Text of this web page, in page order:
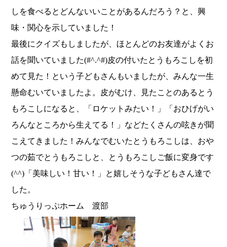
しを食べるとどんないいことがあるんだろう？と、興
味・関心を示していました！
最後にクイズもしましたが、ほとんどのお友達がよくお
話を聞いていました(#^.^#)皮の付いたとうもろこしを初
めて見た！という子どもさんもいましたが、みんな一生
懸命むいていましたよ。皮がむけ、見たことのあるとう
もろこしになると、「ロケットみたい！」「おひげがい
ろんなところから生えてる！」などたくさんの呟きが聞
こえてきました！みんなでむいたとうもろこしは、おや
つの茹でとうもろこしと、とうもろこしご飯に変身です
(^^)「美味しい！甘い！」と嬉しそうな子どもさん達で
した。
ちゅうりっぷホーム 渡部